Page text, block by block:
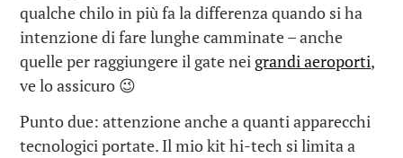
qualche chilo in più fa la differenza quando si ha
intenzione di fare lunghe camminate – anche
quelle per raggiungere il gate nei grandi aeroporti,
ve lo assicuro 😉
Punto due: attenzione anche a quanti apparecchi
tecnologici portate. Il mio kit hi-tech si limita a